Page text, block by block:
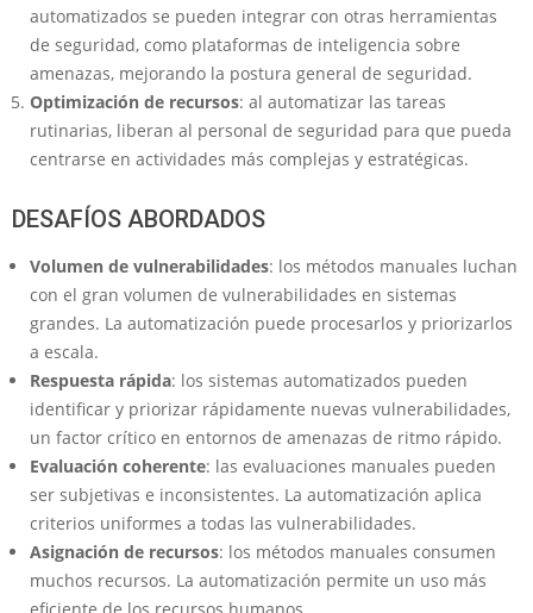
automatizados se pueden integrar con otras herramientas
de seguridad, como plataformas de inteligencia sobre
amenazas, mejorando la postura general de seguridad.
Optimización de recursos: al automatizar las tareas
rutinarias, liberan al personal de seguridad para que pueda
centrarse en actividades más complejas y estratégicas.
DESAFÍOS ABORDADOS
Volumen de vulnerabilidades: los métodos manuales luchan
con el gran volumen de vulnerabilidades en sistemas
grandes. La automatización puede procesarlos y priorizarlos
a escala.
Respuesta rápida: los sistemas automatizados pueden
identificar y priorizar rápidamente nuevas vulnerabilidades,
un factor crítico en entornos de amenazas de ritmo rápido.
Evaluación coherente: las evaluaciones manuales pueden
ser subjetivas e inconsistentes. La automatización aplica
criterios uniformes a todas las vulnerabilidades.
Asignación de recursos: los métodos manuales consumen
muchos recursos. La automatización permite un uso más
eficiente de los recursos humanos.